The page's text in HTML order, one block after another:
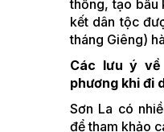
thống, tạo bầu
kết dân tộc
tháng Giêng)
Các lưu ý
phương khi đi
Sơn La có
để tham khảo